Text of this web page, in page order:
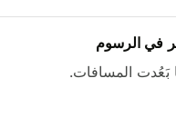
في الرسوم
المسافات.